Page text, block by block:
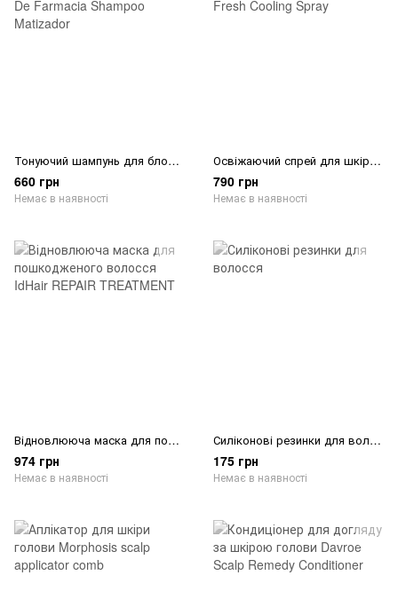
Тонуючий шампунь для блонду Lola From Rio Loira De Farmacia Shampoo Matizador
660 грн
Немає в наявності
Освіжаючий спрей для шкіри Dr.FORHAIR Phyto Fresh Cooling Spray
790 грн
Немає в наявності
Відновлююча маска для пошкодженого волосся IdHair REPAIR TREATMENT
974 грн
Немає в наявності
Силіконові резинки для волосся
175 грн
Немає в наявності